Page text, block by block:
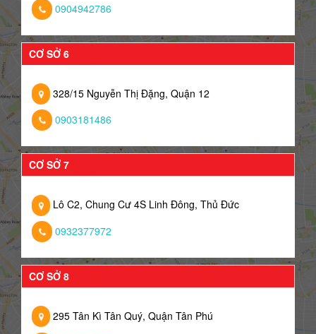
0904942786
CƠ SỞ 6
328/15 Nguyễn Thị Đặng, Quận 12
0903181486
CƠ SỞ 7
Lô C2, Chung Cư 4S Linh Đông, Thủ Đức
0932377972
CƠ SỞ 8
295 Tân Kì Tân Quý, Quận Tân Phú